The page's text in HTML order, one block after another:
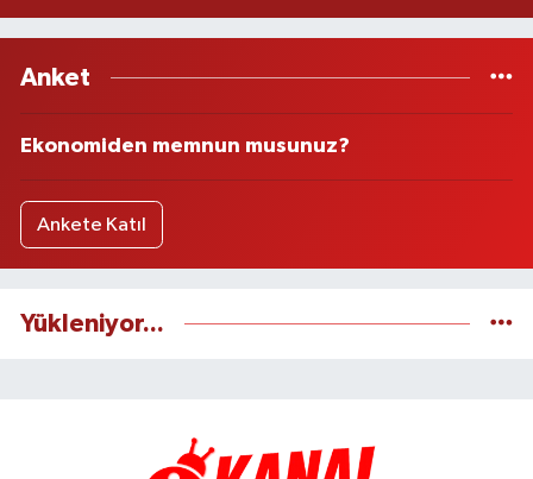
Anket
Ekonomiden memnun musunuz?
Ankete Katıl
Yükleniyor...